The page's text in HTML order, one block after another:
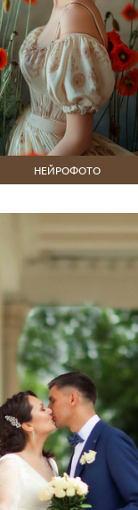
НЕЙРОФОТО